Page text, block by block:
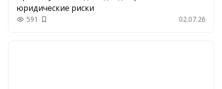
юридические риски
591 Добавить в закладки 02.07.26